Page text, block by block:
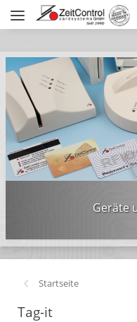
Geräte
Startseite
Tag-it